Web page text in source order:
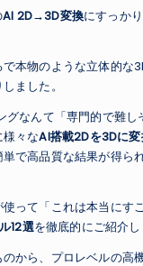
AI 2D→3D変換にすっか
本物のような立体的な
ました。
グなんて「専門的で難
様々なAI搭載2Dを3Dに
で高品質な結果が得ら
って「これは本当にす
12選を徹底的にご紹介し
から、プロレベルの高